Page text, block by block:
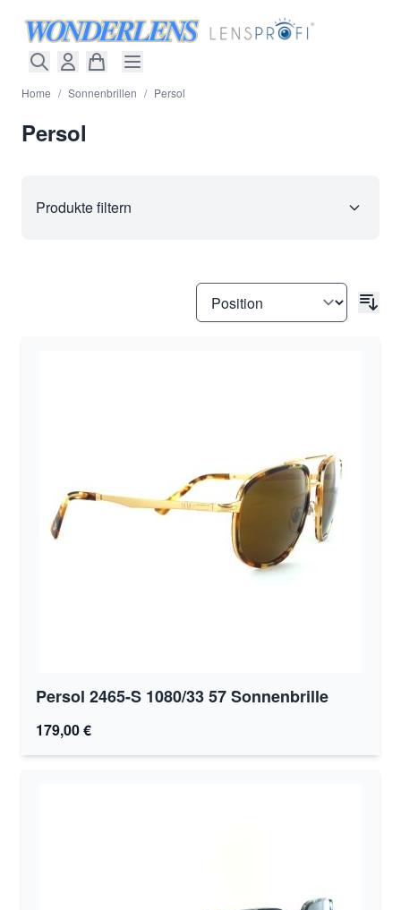
Home / Sonnenbrillen / Persol
Persol
Produkte filtern
Persol 2465-S 1080/33 57 Sonnenbrille
179,00 €